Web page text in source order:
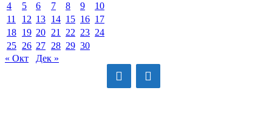
4
5 6 7 8 9
10
11
12 13 14 15 16 17
18 19 20 21 22 23 24
25 26 27 28 29 30
« Окт
Дек »